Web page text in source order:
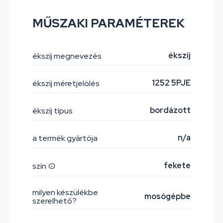
MŰSZAKI PARAMÉTEREK
ékszíj megnevezés ékszíj
ékszíj méretjelölés 1252 5PJE
ékszíj típus bordázott
a termék gyártója n/a
szín fekete
milyen készülékbe
szerelhető?
mosógépbe